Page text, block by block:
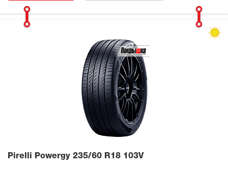
Pirelli Powergy 235/60 R18 103V